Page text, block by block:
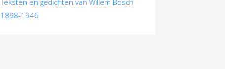
Teksten en gedichten van Willem Bosch
1898-1946